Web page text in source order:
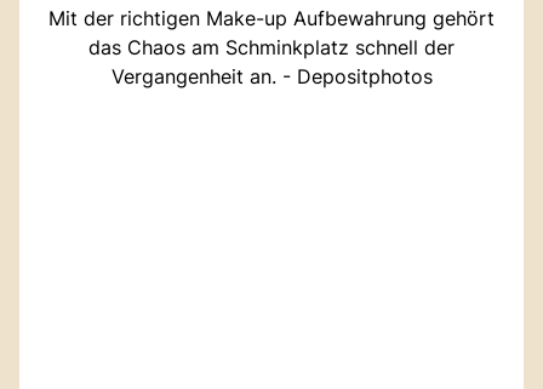
Mit der richtigen Make-up Aufbewahrung gehört
das Chaos am Schminkplatz schnell der
Vergangenheit an. - Depositphotos